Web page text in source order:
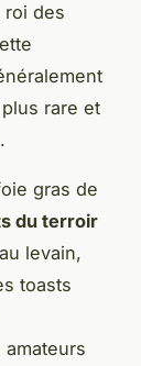
roi des
rare et
gras de
du terroir
levain,
toasts